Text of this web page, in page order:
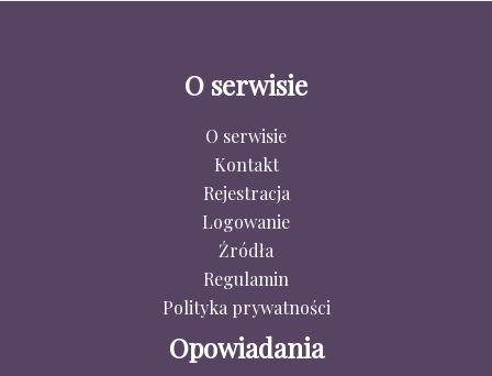
O serwisie
O serwisie
Kontakt
Rejestracja
Logowanie
Źródła
Regulamin
Polityka prywatności
Opowiadania